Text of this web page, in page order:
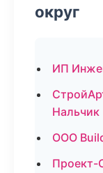
округ
ИП
Нальчик
ООО